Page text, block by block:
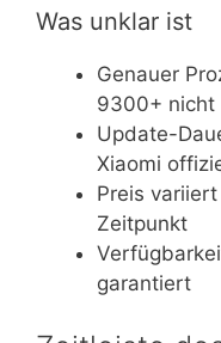
Was unklar ist
Genauer
9300+ nicht
Update-
Xiaomi
Preis
Zeitpunkt
garantiert